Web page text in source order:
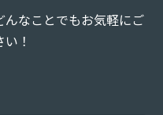
なことでもお気軽にご
！